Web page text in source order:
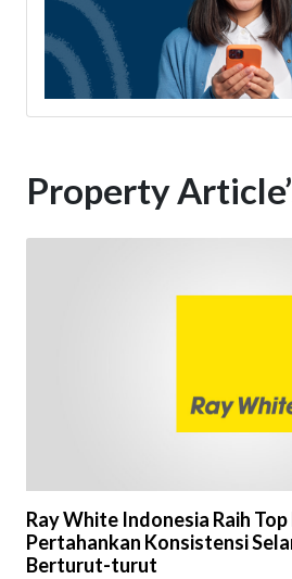
Property
Ray White Indonesia Raih
Pertahankan Konsistensi
Berturut-turut